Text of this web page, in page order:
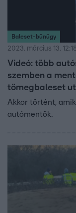
Baleset-bűnügy
2023. március 13. 12:18
Videó: több
szemben a
tömegbaleset
Akkor történt,
autómentők.